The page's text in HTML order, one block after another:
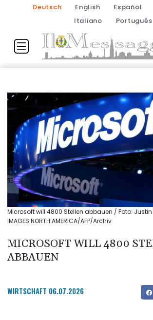
Deutsch English Español
Italiano
Português
Microsoft will 4800 Stellen abbauen / Foto: Justin
IMAGES NORTH AMERICA/AFP/Archiv
MICROSOFT WILL 4800
ABBAUEN
WIRTSCHAFT 06.07.2026